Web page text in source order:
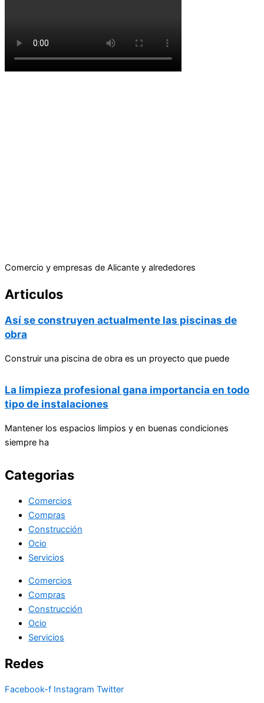
Comercio y empresas de Alicante y alrededores
Articulos
Así se construyen actualmente las piscinas de
obra
Construir una piscina de obra es un proyecto que puede
La limpieza profesional gana importancia en todo
tipo de instalaciones
Mantener los espacios limpios y en buenas condiciones
siempre ha
Categorias
Comercios
Compras
Construcción
Ocio
Servicios
Comercios
Compras
Construcción
Ocio
Servicios
Redes
Facebook-f Instagram Twitter